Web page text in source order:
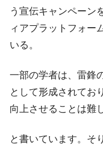
う宣伝キャンペーン
ィアプラットフォー
いる。
一部の学者は、雷鋒
として形成されてお
向上させることは難
と書いています。そ